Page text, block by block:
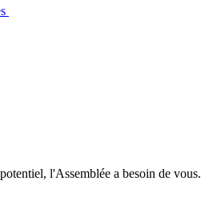
l'Assemblée a besoin de vous.